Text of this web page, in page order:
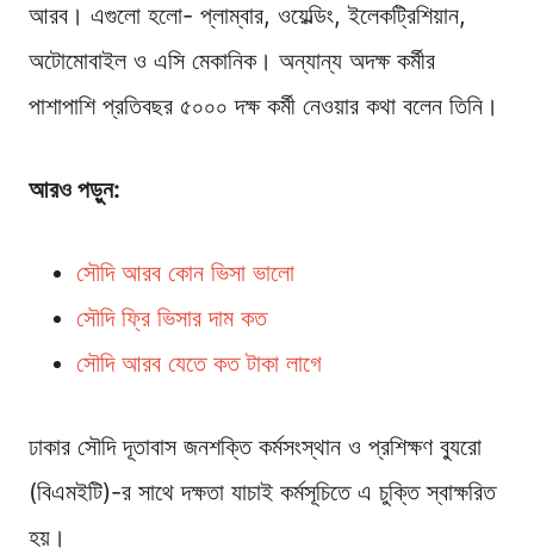
আরব। এগুলো হলো- প্লাম্বার, ওয়েল্ডিং, ইলেকট্রিশিয়ান,
অটোমোবাইল ও এসি মেকানিক। অন্যান্য অদক্ষ কর্মীর
পাশাপাশি প্রতিবছর ৫০০০ দক্ষ কর্মী নেওয়ার কথা বলেন তিনি।
আরও পড়ুন:
সৌদি আরব কোন ভিসা ভালো
সৌদি ফ্রি ভিসার দাম কত
সৌদি আরব যেতে কত টাকা লাগে
ঢাকার সৌদি দূতাবাস জনশক্তি কর্মসংস্থান ও প্রশিক্ষণ ব্যুরো
(বিএমইটি)-র সাথে দক্ষতা যাচাই কর্মসূচিতে এ চুক্তি স্বাক্ষরিত
হয়।